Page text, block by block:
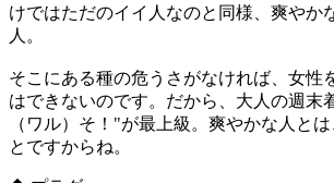
けではただのイイ人なのと同様、爽やか
人。
そこにある種の危うさがなければ、女性
はできないのです。だから、大人の週末
（ワル）そ！"が最上級。爽やかな人と
とですからね。